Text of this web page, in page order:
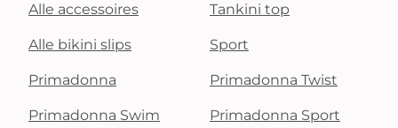
Alle accessoires Tankini top
Alle bikini slips Sport
Primadonna Primadonna Twist
Primadonna Swim Primadonna Sport